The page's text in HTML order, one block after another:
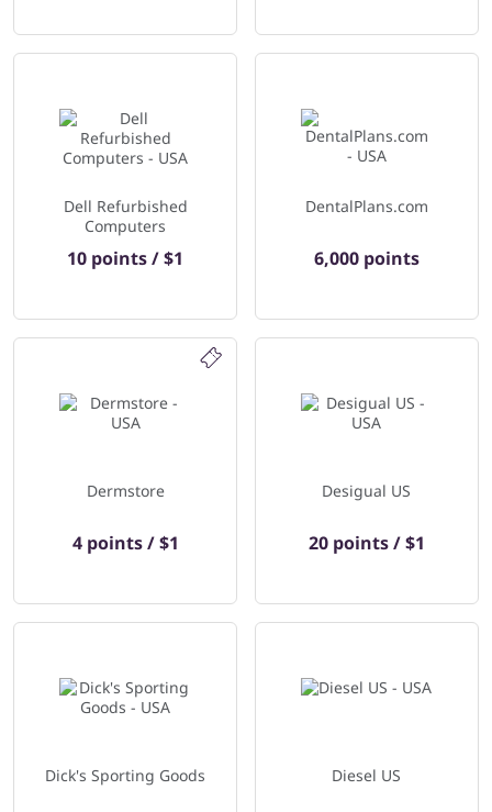
Dell Refurbished
Computers
10 points / $1
DentalPlans.com
6,000 points
Dermstore
4 points / $1
Desigual US
20 points / $1
Dick's Sporting Goods Diesel US